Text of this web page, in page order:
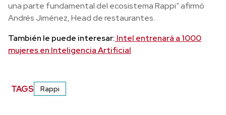
una parte fundamental del ecosistema Rappi” afirmó
Andrés Jiménez, Head de restaurantes.
También le puede interesar: Intel entrenará a 1000
mujeres en Inteligencia Artificial
TAGS Rappi